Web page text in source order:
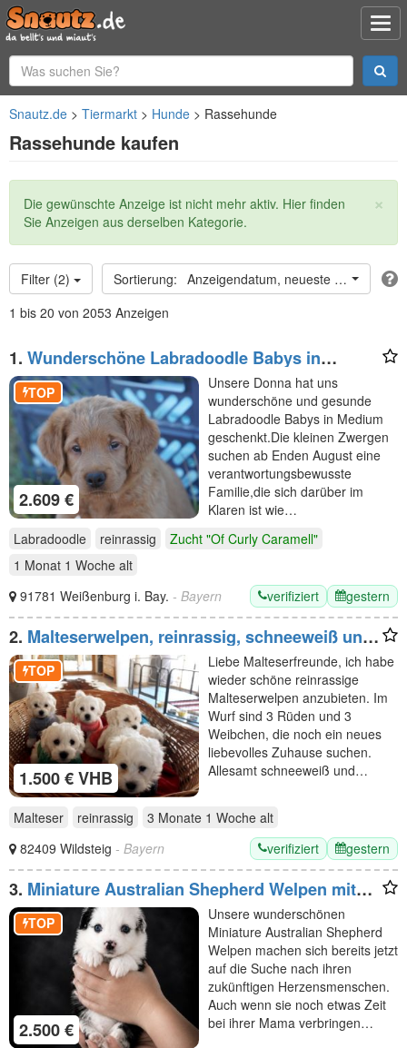
Snautz.de Tiermarkt Hunde Rassehunde
Rassehunde kaufen
×
Statusmeldung
Die gewünschte Anzeige ist nicht mehr aktiv. Hier finden
Sie Anzeigen aus derselben Kategorie.
Filter (2)
Anzeigendatum, neueste oben
1 bis 20 von 2053 Anzeigen
1. Wunderschöne Labradoodle Babys in
Medium mit Papiere?
2.609 €
TOP
Unsere Donna hat uns
wunderschöne und gesunde
Labradoodle Babys in Medium
geschenkt.Die kleinen Zwergen
suchen ab Enden August eine
verantwortungsbewusste
Familie,die sich darüber im
Klaren ist wie…
Labradoodle
reinrassig
Zucht "Of Curly Caramell"
1 Monat 1 Woche alt
91781 Weißenburg i. Bay. - Bayern verifiziert gestern
2. Malteserwelpen, reinrassig, schneeweiß und
zuckersüß
1.500 € VHB
TOP
Liebe Malteserfreunde, ich habe
wieder schöne reinrassige
Malteserwelpen anzubieten. Im
Wurf sind 3 Rüden und 3
Weibchen, die noch ein neues
liebevolles Zuhause suchen.
Allesamt schneeweiß und…
Malteser reinrassig 3 Monate 1 Woche alt
82409 Wildsteig - Bayern verifiziert gestern
3. Miniature Australian Shepherd Welpen mit
Papieren
2.500 €
TOP
Unsere wunderschönen
Miniature Australian Shepherd
Welpen machen sich bereits jetzt
auf die Suche nach ihren
zukünftigen Herzensmenschen.
Auch wenn sie noch etwas Zeit
bei ihrer Mama verbringen…